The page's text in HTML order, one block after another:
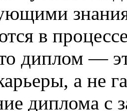
в
диплом —
а не
диплома с